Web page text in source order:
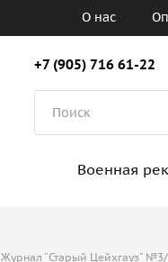
О нас
+7 (905) 716 61-22
Военная
Журнал "Старый Цейхгауз" №3/